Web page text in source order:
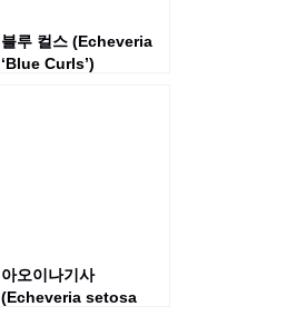
블루 컬스 (Echeveria
‘Blue Curls’)
아오이나기사
(Echeveria setosa